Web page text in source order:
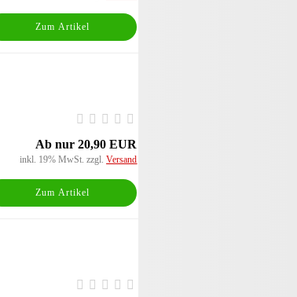
Zum Artikel
Ab nur 20,90 EUR
inkl. 19% MwSt. zzgl.Versand
Zum Artikel